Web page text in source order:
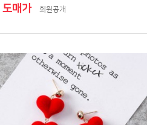
도매가 회원공개